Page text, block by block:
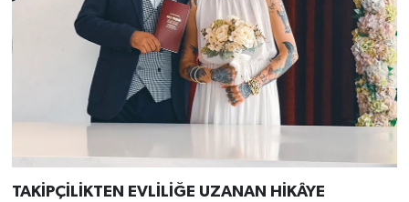
TAKİPÇİLİKTEN EVLİLİĞE UZANAN HİKÂYE